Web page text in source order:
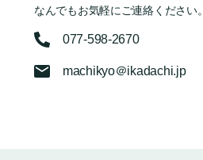
なんでもお気軽にご連絡ください。
077-598-2670
machikyo＠ikadachi.jp